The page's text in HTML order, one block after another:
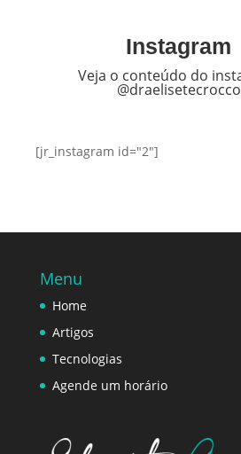
Instagram
@draelisetecrocco
[jr_instagram id="2"]
Menu
Home
Artigos
Tecnologias
Agende um horário